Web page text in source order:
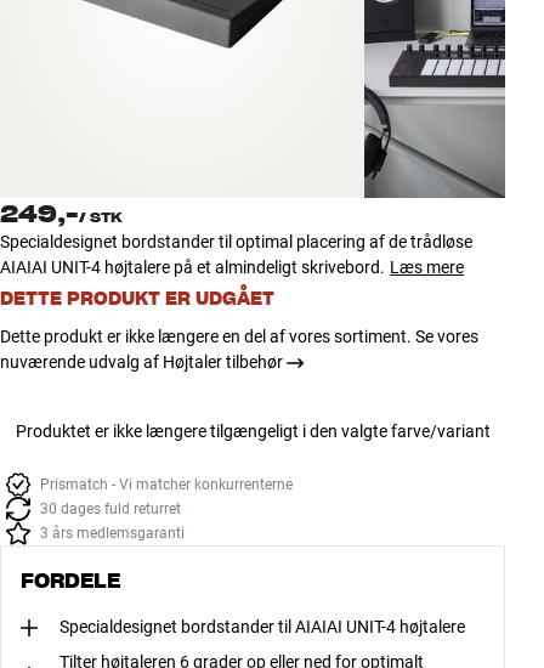
Tilbehør
TILBUD
Find Butik
Kundeservice
Byg med Lyd
249,-/ STK
Specialdesignet bordstander til optimal placering af de trådløse
AIAIAI UNIT-4 højtalere på et almindeligt skrivebord. Læs mere
DETTE PRODUKT ER UDGÅET
Dette produkt er ikke længere en del af vores sortiment. Se vores
nuværende udvalg af Højtaler tilbehør
Produktet er ikke længere tilgængeligt i den valgte farve/variant
Prismatch - Vi matcher konkurrenterne
30 dages fuld returret
3 års medlemsgaranti
FORDELE
Specialdesignet bordstander til AIAIAI UNIT-4 højtalere
Tilter højtaleren 6 grader op eller ned for optimalt